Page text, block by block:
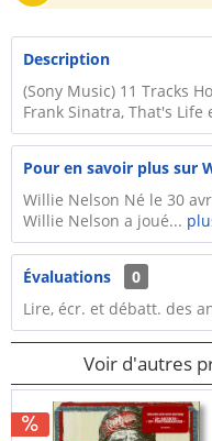
Description
(Sony Music) 11 Tracks
Frank Sinatra, That's Life
Pour en savoir plus sur
Willie Nelson Né le 30
Willie Nelson a joué...
Évaluations
0
Lire, écr. et débatt. des
Voir d'autres